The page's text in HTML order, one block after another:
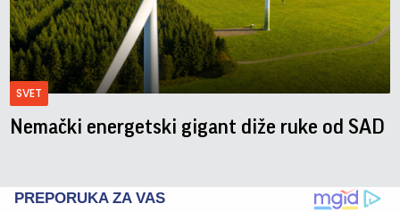
SVET
Nemački energetski gigant diže ruke od SAD